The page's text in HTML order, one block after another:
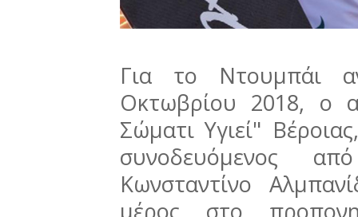
Για το Ντουμπάι
Οκτωβρίου 2018, ο
Σώματι Υγιεί"
συνοδευόμενος
Κωνσταντίνο
μέρος στο